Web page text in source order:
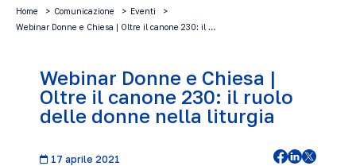
Home Comunicazione
Eventi
Webinar Donne e Chiesa | Oltre il canone 230: il …
Webinar Donne e Chiesa |
Oltre il canone 230: il ruolo
delle donne nella liturgia
17 aprile 2021